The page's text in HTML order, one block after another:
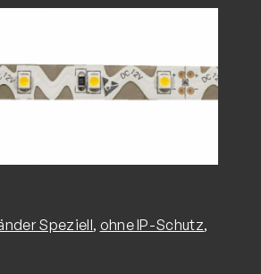
Speziell, ohne IP-Schutz,